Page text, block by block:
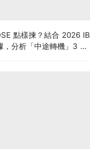
點樣揀？結合 2026 IB
，分析「中途轉機」3 大